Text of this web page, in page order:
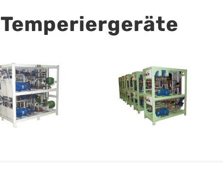
Temperiergeräte